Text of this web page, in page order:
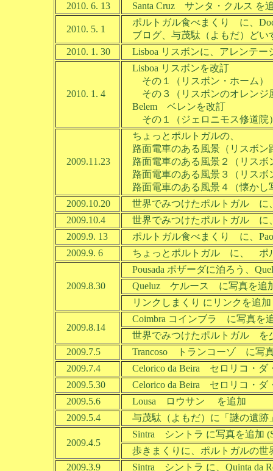
2010. 6. 13
Santa Cruz サンタ・クルス を
2010. 5. 1
ポルトガル食べまくり に、
ブログ、与茂駄（よもだ）ど
2010. 1. 30
Lisboa リスボンに、アレンテー
2010. 1. 4
Lisboa リスボンを改訂
その１（リスボン・ホーム
その３（リスボンのオレンジ
Belem ベレンを改訂
その１（ジェロニモス修道院
2009.11.23
ちょっとポルトガルの、
路面電車のある風景（リスボン
路面電車のある風景２（リスボ
路面電車のある風景３（リスボ
路面電車のある風景４（懐か
2009.10.20
世界でみつけたポルトガル
2009.10.4
世界でみつけたポルトガル に
2009.9. 13
ポルトガル食べまくり に、
2009.9. 6
ちょっとポルトガル に、 ポ
2009.8.30
Pousada ポザーダに泊ろう、
Queluz ケルース に写真を追
リンクしまくり にリンクを追加
2009.8.14
Coimbra コインブラ に写真を追
世界でみつけたポルトガル を
2009.7.5
Trancoso トランコーゾ に写真
2009.7.4
Celorico da Beira セロリコ・
2009.5.30
Celorico da Beira セロリコ・ダ
2009.5.6
Lousa ロウサン を追加
2009.5.4
与茂駄（よもだ）に「謎の遺跡
2009.4.5
Sintra シントラ に写真を追加
歩きまくりに、ポルトガルの
2009.3.9
Sintra シントラ に、Quinta da